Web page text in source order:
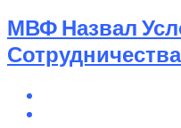
МВФ Назвал